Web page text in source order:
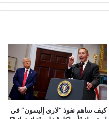
كيف ساهم نفوذ “لاري إليسون” في